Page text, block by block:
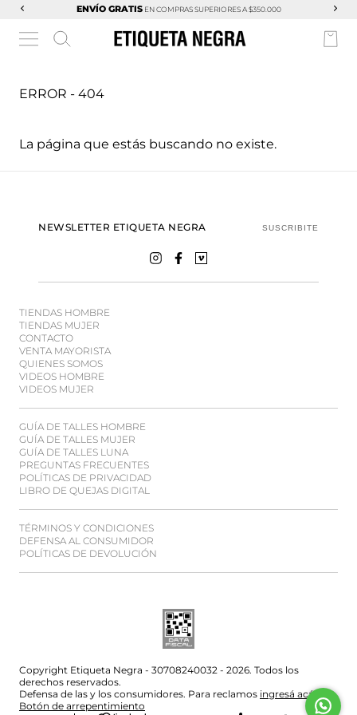
ENVÍO GRATISEN COMPRAS SUPERIORES A $350.000
ERROR - 404
La página que estás buscando no existe.
TIENDAS HOMBRE
TIENDAS MUJER
CONTACTO
VENTA MAYORISTA
QUIENES SOMOS
VIDEOS HOMBRE
VIDEOS MUJER
GUÍA DE TALLES HOMBRE
GUÍA DE TALLES MUJER
GUÍA DE TALLES LUNA
PREGUNTAS FRECUENTES
POLÍTICAS DE PRIVACIDAD
LIBRO DE QUEJAS DIGITAL
TÉRMINOS Y CONDICIONES
DEFENSA AL CONSUMIDOR
POLÍTICAS DE DEVOLUCIÓN
NEWSLETTER ETIQUETA NEGRA SUSCRIBITE
Copyright Etiqueta Negra - 30708240032 - 2026. Todos los
derechos reservados.
Defensa de las y los consumidores. Para reclamos ingresá acá.
Botón de arrepentimiento